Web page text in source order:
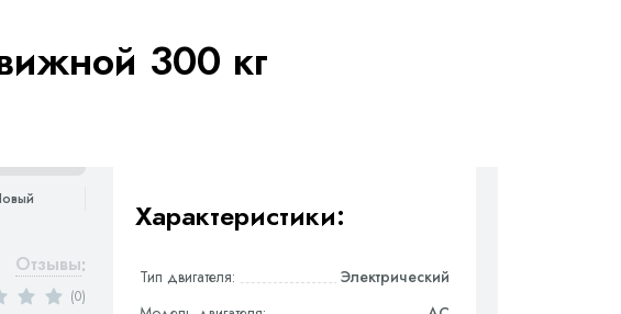
300 кг
Отзывы:
(0)
Характеристики:
Тип двигателя:
Электрический